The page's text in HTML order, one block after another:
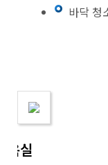
바닥 청
욕실